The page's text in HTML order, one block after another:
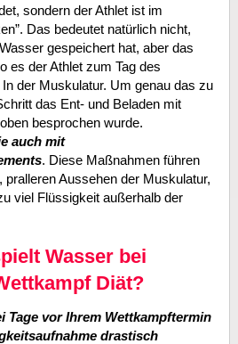
sondern der Athlet ist im
Das bedeutet natürlich nicht,
gespeichert hat, aber das
es der Athlet zum Tag des
der Muskulatur. Um genau das zu
das Ent- und Beladen mit
besprochen wurde.
auch mit
. Diese Maßnahmen führen
Aussehen der Muskulatur,
viel Flüssigkeit außerhalb der
Wasser bei
Diät?
Tage vor Ihrem Wettkampftermin
drastisch